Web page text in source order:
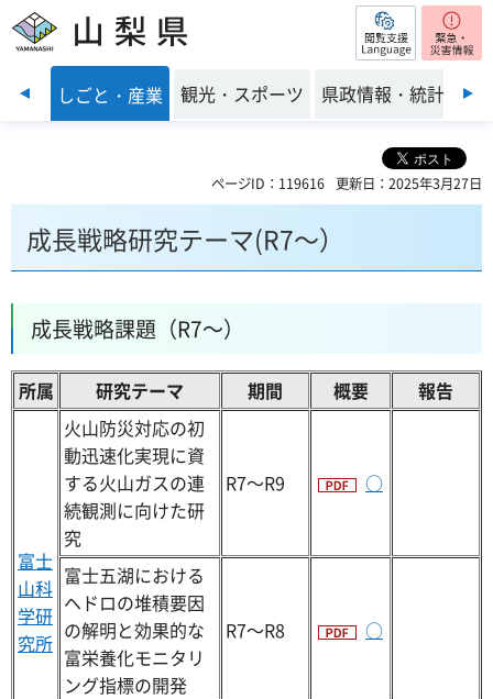
山梨県 閲覧支援
前のスライドを表示
境 しごと・産業 観光・スポーツ 県政情報・統計
ページID：119616 更新日：2025年3月27日
成長戦略研究テーマ(R7～）
成長戦略課題（R7～）
所属 研究テーマ 期間 概要 報告
富士
山科
学研
究所
火山防災対応の初
動迅速化実現に資
する火山ガスの連
続観測に向けた研
究
R7～R9 ○
富士五湖における
ヘドロの堆積要因
の解明と効果的な
富栄養化モニタリ
ング指標の開発
R7～R8 ○